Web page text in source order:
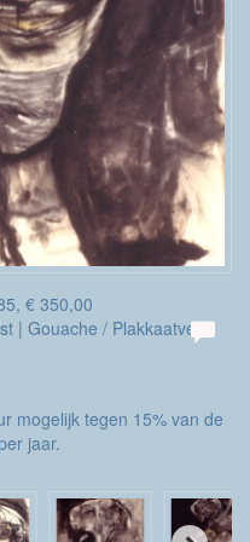
€ 350,00
| Gouache / Plakkaatverf
mogelijk tegen 15% van de
jaar.